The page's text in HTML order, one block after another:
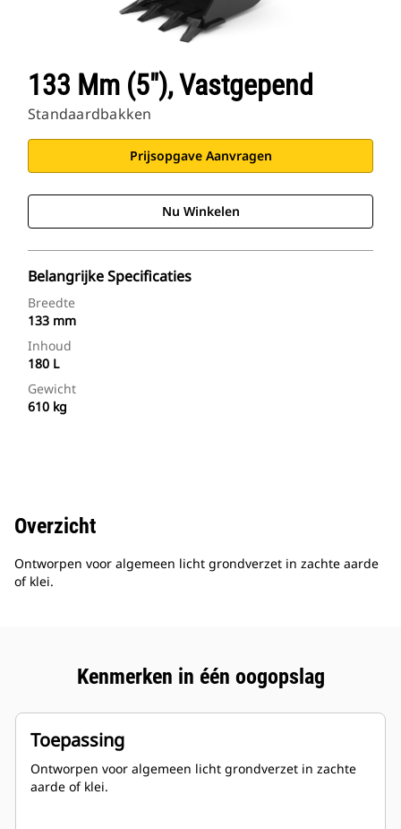
133 Mm (5"), Vastgepend
Standaardbakken
Prijsopgave Aanvragen
Nu Winkelen
Belangrijke Specificaties
Breedte
133 mm
Inhoud
180 L
Gewicht
610 kg
Overzicht
Ontworpen voor algemeen licht grondverzet in zachte aarde
of klei.
Kenmerken in één oogopslag
Toepassing
Ontworpen voor algemeen licht grondverzet in zachte
aarde of klei.